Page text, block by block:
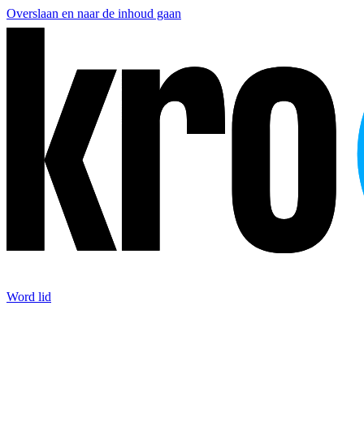
Overslaan en naar de inhoud gaan
Word lid